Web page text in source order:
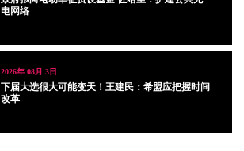
电网络
2026年 08月 3日
下届大选很大可能变天！王建民：希盟应把握时间
改革